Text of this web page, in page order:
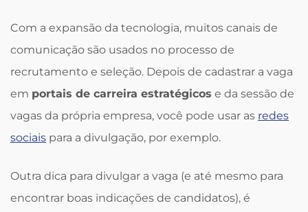
Com a expansão da tecnologia, muitos canais de
comunicação são usados no processo de
recrutamento e seleção. Depois de cadastrar a vaga
em portais de carreira estratégicos e da sessão de
vagas da própria empresa, você pode usar as redes
sociais para a divulgação, por exemplo.
Outra dica para divulgar a vaga (e até mesmo para
encontrar boas indicações de candidatos), é